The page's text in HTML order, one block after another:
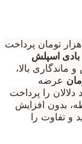
اگر برای یک بادی اسپلش معمولی ۲۵۰ تا ۳۰۰ هزار تومان پرداخت
بادی اسپلش
ماندگاری بالا،
عرضه
را پرداخت
بدون افزایش
و تفاوت را